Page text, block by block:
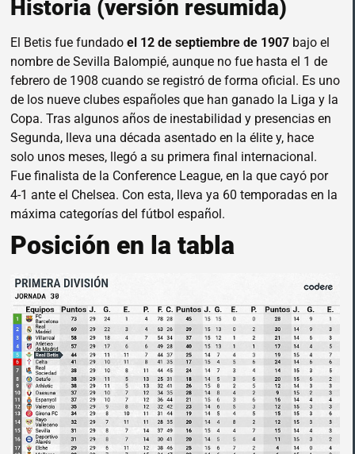
Historia (versión resumida)
El Betis fue fundado el 12 de septiembre de 1907 bajo el
nombre de Sevilla Balompié, aunque no fue hasta el 1 de
febrero de 1908 cuando se registró de forma oficial. Es uno
de los nueve clubes españoles que han ganado la Liga y la
Copa. Tras algunos años de inestabilidad y presencias en
Segunda, lleva una década asentado en la élite y, hace
solo unos meses, llegó a su primera final internacional.
Fue finalista de la Conference League, en la que cayó por
4-1 ante el Chelsea. Con esta, lleva ya 60 temporadas en la
máxima categorías del fútbol español.
Posición en la tabla